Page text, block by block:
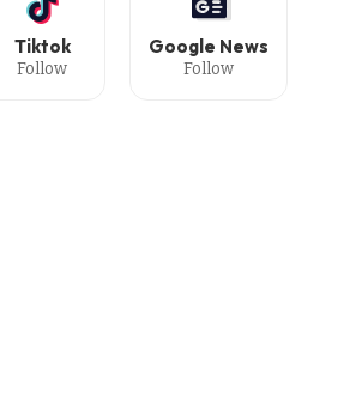
Tiktok
Follow
Google News
Follow